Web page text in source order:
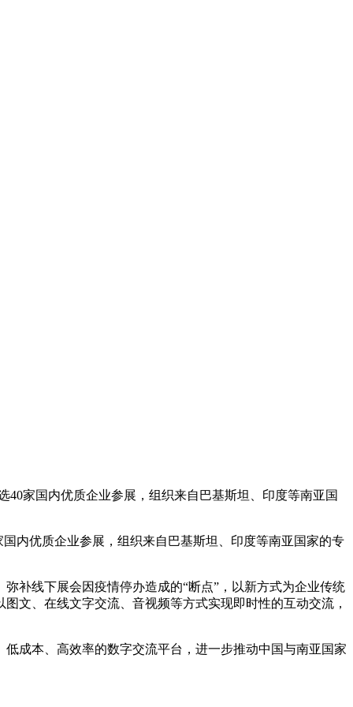
家国内优质企业参展，组织来自巴基斯坦、印度等南亚国
内优质企业参展，组织来自巴基斯坦、印度等南亚国家的专
线下展会因疫情停办造成的“断点”，以新方式为企业传统
文、在线文字交流、音视频等方式实现即时性的互动交流，
成本、高效率的数字交流平台，进一步推动中国与南亚国家